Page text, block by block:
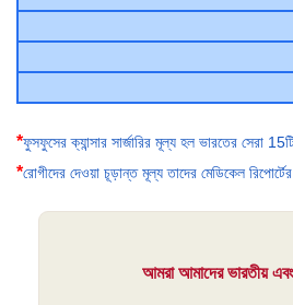
*ফুসফুসের ক্যান্সার সার্জারির মূল্য হল ভারতের সেরা
*রোগীদের দেওয়া চূড়ান্ত মূল্য তাদের মেডিকেল
আমরা আমাদের ভারতীয়